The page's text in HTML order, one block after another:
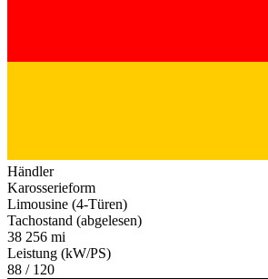
Händler
Karosserieform
Limousine (4-Türen)
Tachostand (abgelesen)
38 256 mi
Leistung (kW/PS)
88 / 120